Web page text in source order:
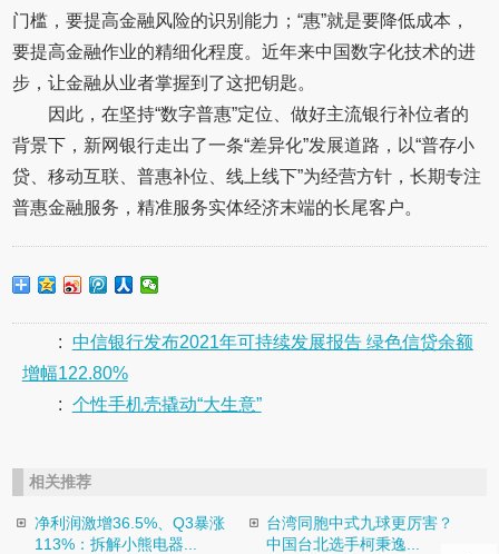
门槛，要提高金融风险的识别能力；“惠”就是要降低成本，
要提高金融作业的精细化程度。近年来中国数字化技术的进
步，让金融从业者掌握到了这把钥匙。
因此，在坚持“数字普惠”定位、做好主流银行补位者的
背景下，新网银行走出了一条“差异化”发展道路，以“普存小
贷、移动互联、普惠补位、线上线下”为经营方针，长期专注
普惠金融服务，精准服务实体经济末端的长尾客户。
: 中信银行发布2021年可持续发展报告 绿色信贷余额
增幅122.80%
: 个性手机壳撬动“大生意”
相关推荐
净利润激增36.5%、Q3暴涨
113%：拆解小熊电器...
台湾同胞中式九球更厉害？
中国台北选手柯秉逸...